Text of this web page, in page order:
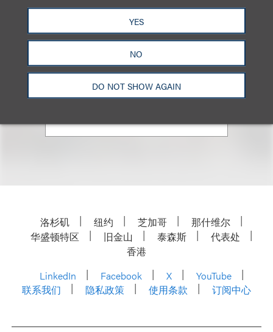
YES
NO
DO NOT SHOW AGAIN
David J. Levine
+1.212.407.4923
Email
洛杉矶 纽约 芝加哥
那什维尔
华盛顿特区
旧金山 泰森斯
代表处
香港
LinkedIn
Facebook X
YouTube
联系我们
隐私政策 使用条款 订阅中心